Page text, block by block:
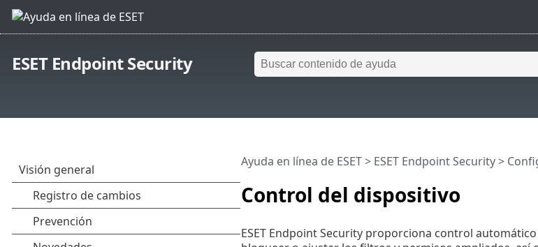
ESET Endpoint Security
Control del dispositivo
Ayuda en línea de ESET> ESET Endpoint Security>
ESET Endpoint Security proporciona control